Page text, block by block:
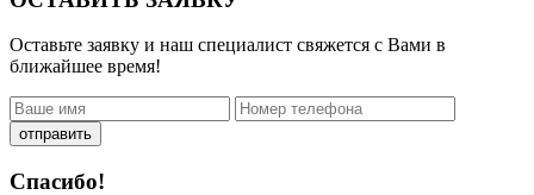
Оставьте заявку и наш специалист свяжется с Вами в
ближайшее время!
отправить
Спасибо!